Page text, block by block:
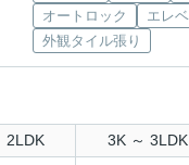
オートロック
エレ
外観タイル張り
2LDK 3K ～ 3LDK